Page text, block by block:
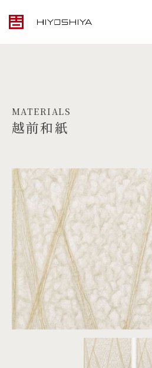
TOP
MATERIALS
PRODUCTS
ARTWORK
PROJECTS
ZH
MATERIALS
越前和紙